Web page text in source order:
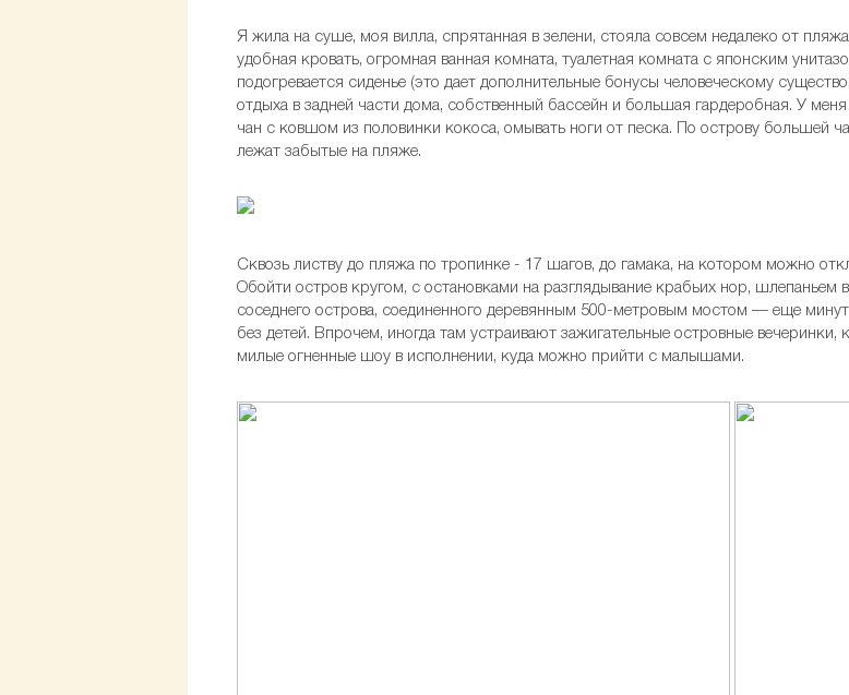
Я жила на суше, моя вилла, спрятанная в зелени, стояла совсем недалеко от
удобная кровать, огромная ванная комната, туалетная комната с японским
подогревается сиденье (это дает дополнительные бонусы человеческому
отдыха в задней части дома, собственный бассейн и большая гардеробная. У
чан с ковшом из половинки кокоса, омывать ноги от песка. По острову большей
лежат забытые на пляже.
Сквозь листву до пляжа по тропинке - 17 шагов, до гамака, на котором можно
Обойти остров кругом, с остановками на разглядывание крабьих нор,
соседнего острова, соединенного деревянным 500-метровым мостом — еще минут
без детей. Впрочем, иногда там устраивают зажигательные островные
милые огненные шоу в исполнении, куда можно прийти с малышами.